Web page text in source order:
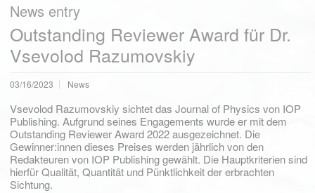
News entry
Outstanding Reviewer Award für Dr.
Vsevolod Razumovskiy
03/16/2023 News
Vsevolod Razumovskiy sichtet das Journal of Physics von IOP
Publishing. Aufgrund seines Engagements wurde er mit dem
Outstanding Reviewer Award 2022 ausgezeichnet. Die
Gewinner:innen dieses Preises werden jährlich von den
Redakteuren von IOP Publishing gewählt. Die Hauptkriterien sind
hierfür Qualität, Quantität und Pünktlichkeit der erbrachten
Sichtung.